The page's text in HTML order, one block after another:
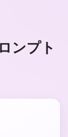
ンプト